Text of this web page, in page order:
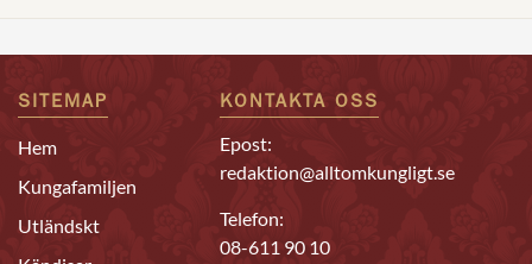
SITEMAP
Hem
Kungafamiljen
Utländskt
KONTAKTA OSS
Epost:
redaktion@alltomkungligt.se
Telefon:
08-611 90 10